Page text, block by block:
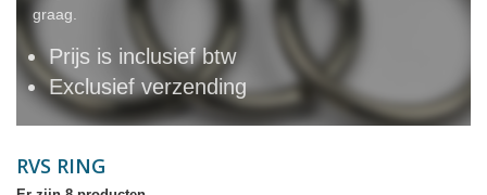
graag.
Prijs is inclusief btw
Exclusief verzending
RVS RING